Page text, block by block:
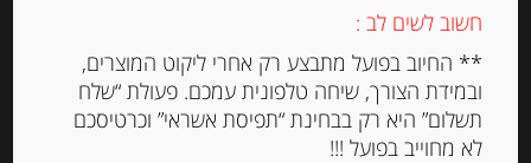
נוגט רך מסורתי משקדי מרקונה
חשוב לשים לב :
** החיוב בפועל מתבצע רק אחרי ליקוט המוצרים,
ובמידת הצורך, שיחה טלפונית עמכם. פעולת “שלח
תשלום” היא רק בבחינת “תפיסת אשראי” וכרטיסכם
לא מחוייב בפועל !!!